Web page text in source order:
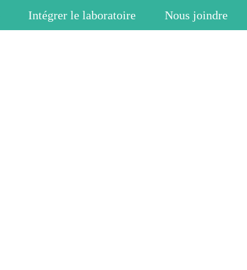
Intégrer le laboratoire Nous joindre